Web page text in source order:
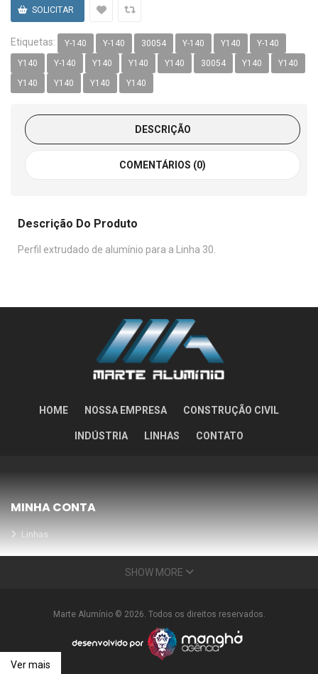
Etiquetas: Y-140 Y-140 30054 Y-140 Y140 Y-140
Y140 Y-140 Y140 Y140 Y140 30054 Y140 Y140
Y140 Y140 Y140 Y140
DESCRIÇÃO
COMENTÁRIOS (0)
Descrição Do Produto
Perfil extrudado de alumínio para a Linha 30.
HOME NOSSA EMPRESA CONSTRUÇÃO CIVIL
INDÚSTRIA LINHAS CONTATO
MINHA CONTA
Linhas
Meus Orçamentos
Condições Especiais
SHOW MORE
Marte Alumínio © 2026. Todos os direitos reservados.
Ver mais